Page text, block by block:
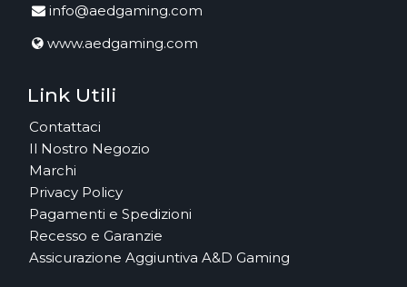
info@aedgaming.com
www.aedgaming.com
Link Utili
Contattaci
Il Nostro Negozio
Marchi
Privacy Policy
Pagamenti e Spedizioni
Recesso e Garanzie
Assicurazione Aggiuntiva A&D Gaming